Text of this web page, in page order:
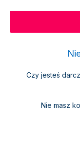
Czy jesteś
Nie masz